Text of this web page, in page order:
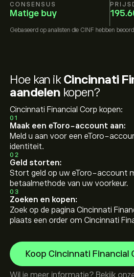
CONSENSUS
Matige buy
Gebaseerd op analisten die CINF hebben
Hoe kan ik Cincinnati
aandelen kopen?
Cincinnati Financial Corp kopen:
01
Maak een eToro-account aan:
Meld u aan voor een eToro-
identiteit.
02
Geld storten:
Stort geld op uw eToro-account
betaalmethode van uw voorkeur.
03
Zoeken en kopen:
Zoek op de pagina Cincinnati
plaats een order om Cincinnati
Koop Cincinnati Financial
Wil je meer informatie? Bekijk